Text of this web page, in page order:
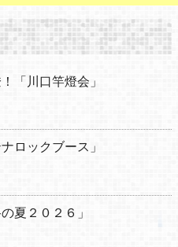
「川口竿燈会」
ロックブース」
の夏２０２６」